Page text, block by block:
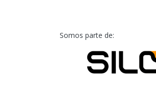
Somos parte de: